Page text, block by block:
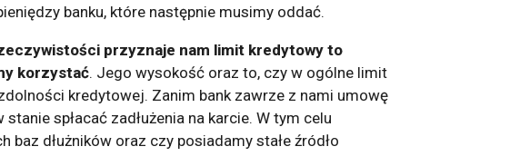
banku, które następnie musimy oddać.
przyznaje nam limit kredytowy to
korzystać. Jego wysokość oraz to, czy w ogólne limit
kredytowej. Zanim bank zawrze z nami umowę
spłacać zadłużenia na karcie. W tym celu
dłużników oraz czy posiadamy stałe źródło